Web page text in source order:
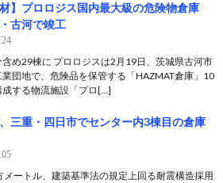
材】プロロジス国内最大級の危険物倉庫
古河で竣工
め29棟に プロロジスは2月19日、茨城県古河市
団地で、危険品を保管する「HAZMAT倉庫」10
成する物流施設「プロ[…]
三重・四日市でセンター内3棟目の倉庫
メートル、建築基準法の規定上回る耐震構造採用